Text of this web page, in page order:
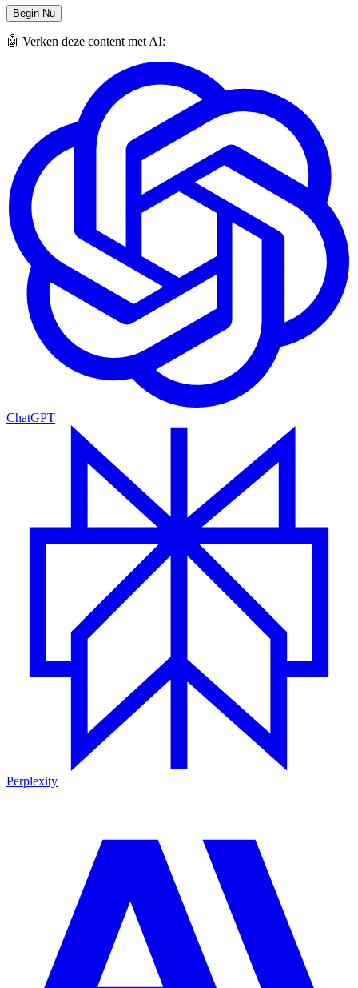
Begin Nu
🤖 Verken deze content met AI:
ChatGPT
Perplexity